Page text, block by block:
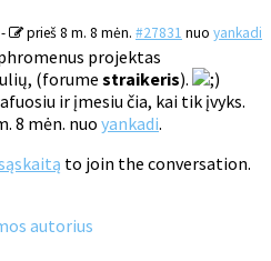
- prieš 8 m. 8 mėn. #27831 nuo yankadi
projektas
(forume straikeris).
ir įmesiu čia, kai tik įvyks.
8 mėn. nuo yankadi.
to join the conversation.
autorius